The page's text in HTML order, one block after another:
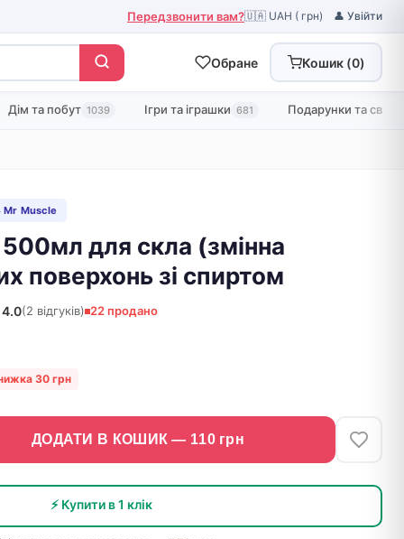
Передзвонити вам?🇺🇦 UAH ( грн) 👤 Увійти
Обране Кошик (0)
Дім та побут 1039 Ігри та іграшки 681 Подарунки та свята
Muscle
для скла (змінна
поверхонь зі спиртом
4.0(2 відгуків) 22 продано
30 грн
ДОДАТИ В КОШИК — 110грн
⚡ Купити в 1 клік